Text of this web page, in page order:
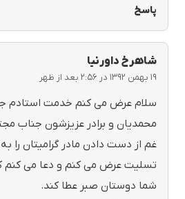
پاسخ
شاهرخ داورنیا
۱۹ بهمن ۱۳۹۲ در ۲:۵۶ بعد از ظهر
سلام عرض می کنم خدمت استادم
محمدیان و برادر عزیزشون جناب
غم از دست دادن مادر گرامیتان را
تسلیت عرض می کنم و دعا می کنم
شما دوستان صبر عطا کند.